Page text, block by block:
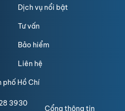
Dịch vụ nổi bật
Tư vấn
Bảo hiểm
Liên hệ
phố Hồ Chí
3930
Cổng thông tin